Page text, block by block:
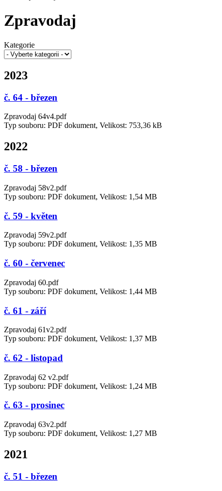
Zpravodaj
Kategorie
2023
č. 64 - březen
Zpravodaj 64v4.pdf
Typ souboru: PDF dokument, Velikost: 753,36 kB
2022
č. 58 - březen
Zpravodaj 58v2.pdf
Typ souboru: PDF dokument, Velikost: 1,54 MB
č. 59 - květen
Zpravodaj 59v2.pdf
Typ souboru: PDF dokument, Velikost: 1,35 MB
č. 60 - červenec
Zpravodaj 60.pdf
Typ souboru: PDF dokument, Velikost: 1,44 MB
č. 61 - září
Zpravodaj 61v2.pdf
Typ souboru: PDF dokument, Velikost: 1,37 MB
č. 62 - listopad
Zpravodaj 62 v2.pdf
Typ souboru: PDF dokument, Velikost: 1,24 MB
č. 63 - prosinec
Zpravodaj 63v2.pdf
Typ souboru: PDF dokument, Velikost: 1,27 MB
2021
č. 51 - březen